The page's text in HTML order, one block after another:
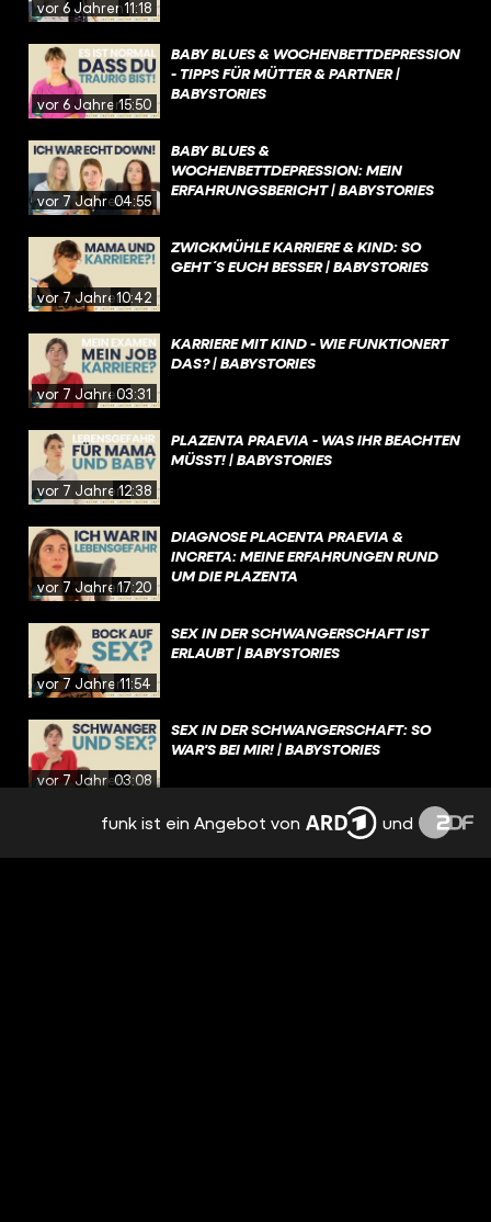
vor 6 Jahren11:18
vor 6 Jahren15:50
BABY BLUES & WOCHENBETTDEPRESSION
- TIPPS FÜR MÜTTER & PARTNER |
BABYSTORIES
vor 7 Jahren04:55
BABY BLUES &
WOCHENBETTDEPRESSION: MEIN
ERFAHRUNGSBERICHT | BABYSTORIES
vor 7 Jahren10:42
ZWICKMÜHLE KARRIERE & KIND: SO
GEHT´S EUCH BESSER | BABYSTORIES
vor 7 Jahren03:31
KARRIERE MIT KIND - WIE FUNKTIONERT
DAS? | BABYSTORIES
vor 7 Jahren12:38
PLAZENTA PRAEVIA - WAS IHR BEACHTEN
MÜSST! | BABYSTORIES
vor 7 Jahren17:20
DIAGNOSE PLACENTA PRAEVIA &
INCRETA: MEINE ERFAHRUNGEN RUND
UM DIE PLAZENTA
vor 7 Jahren11:54
SEX IN DER SCHWANGERSCHAFT IST
ERLAUBT | BABYSTORIES
vor 7 Jahren03:08
SEX IN DER SCHWANGERSCHAFT: SO
WAR'S BEI MIR! | BABYSTORIES
SCHWANGER & DER KÖRPER VERÄNDERT
SICH - TIPPS FÜR MAMAS & MÄNNER |
funk ist ein Angebot von und